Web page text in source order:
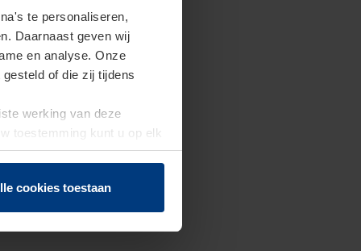
te personaliseren,
Daarnaast geven wij
en analyse. Onze
of die zij tijdens
werking van deze
toestemming kunt u op elk
herroepen.
cookies toestaan